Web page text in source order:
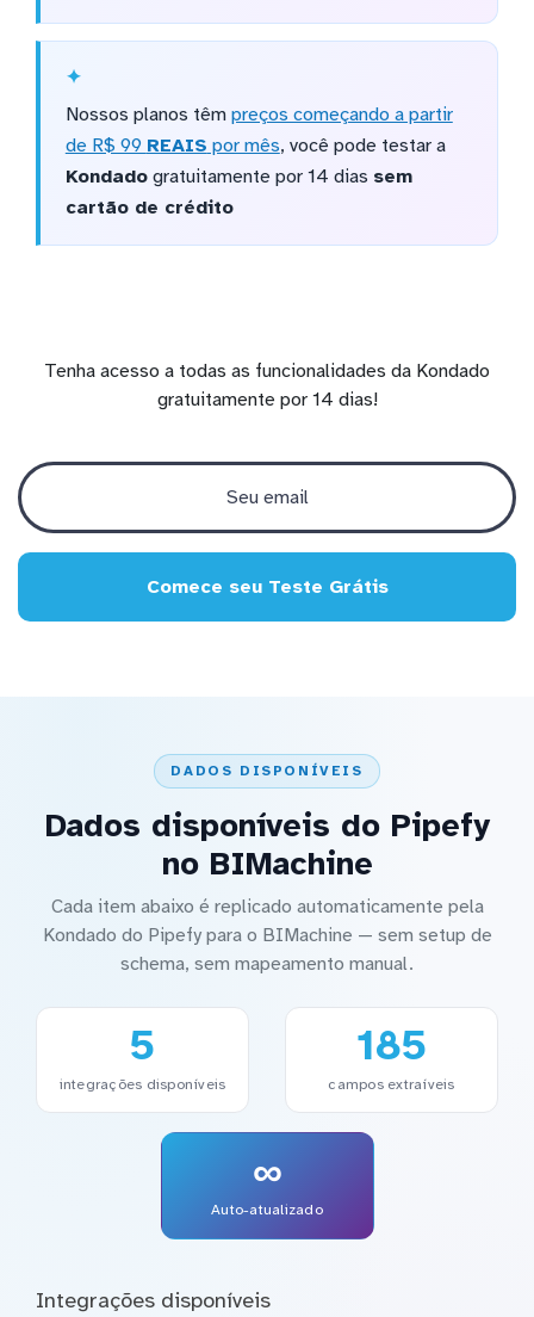
Nossos planos têm preços começando a partir
de R$ 99 REAIS por mês, você pode testar a
Kondadogratuitamente por 14 dias sem
cartão de crédito
Tenha acesso a todas as funcionalidades da Kondado
gratuitamente por 14 dias!
Comece seu Teste Grátis
DADOS DISPONÍVEIS
Dados disponíveis do Pipefy
no BIMachine
Cada item abaixo é replicado automaticamente pela
Kondado do Pipefy para o BIMachine — sem setup de
schema, sem mapeamento manual.
5
integrações disponíveis
185
campos extraíveis
∞
Auto-atualizado
Integrações disponíveis